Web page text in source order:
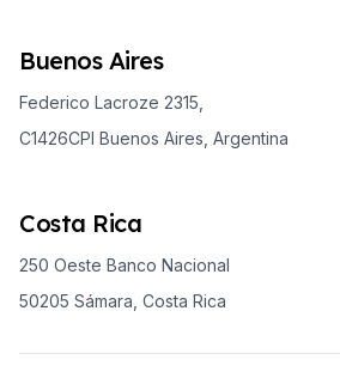
Buenos Aires
Federico Lacroze 2315,
C1426CPI Buenos Aires, Argentina
Costa Rica
250 Oeste Banco Nacional
50205 Sámara, Costa Rica